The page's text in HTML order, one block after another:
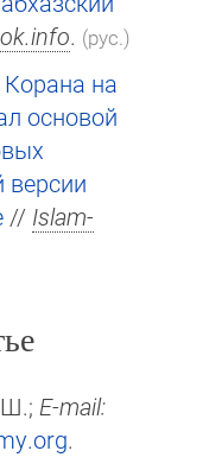
. (рус.)
на
основой
версии
// Islam-
E-mail:
.